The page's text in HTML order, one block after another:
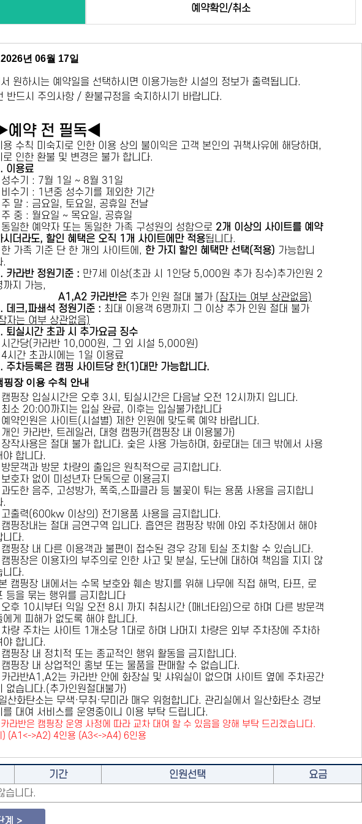
예약확인/취소
년 06월 17일
원하시는 예약일을 선택하시면 이용가능한 시설의 정보가 출력됩니다.
반드시 주의사항 / 환불규정을 숙지하시기 바랍니다.
예약 전 필독◀
용 수칙 미숙지로 인한 이용 상의 불이익은 고객 본인의 귀책사유에 해당하며,
로 인한 환불 및 변경은 불가 합니다.
이용료
수기 : 7월 1일 ~ 8월 31일
수기 : 1년중 성수기를 제외한 기간
말 : 금요일, 토요일, 공휴일 전날
중 : 월요일 ~ 목요일, 공휴일
일한 예약자 또는 동일한 가족 구성원의 성함으로 2개 이상의 사이트를 예약
시더라도, 할인 혜택은 오직 1개 사이트에만 적용됩니다.
가족 기준 단 한 개의 사이트에, 한 가지 할인 혜택만 선택(적용) 가능합니
.
카라반 정원기준 : 만7세 이상(초과 시 1인당 5,000원 추가 징수)추가인원 2
까지 가능,
A1,A2 카라반은 추가 인원 절대 불가 (잠자는 여부 상관없음)
데크,파쇄석 정원기준 : ​최대 이용객 6명까지 그 이상 추가 인원 절대 불가
자는 여부 상관없음)
. 퇴실시간 초과 시 추가요금 징수
간당(카라반 10,000원, 그 외 시설 5,000원)
시간 초과시에는 1일 이용료
. 주차등록은 캠핑 사이트당 한(1)대만 가능합니다.
핑장 이용 수칙 안내
핑장 입실시간은 오후 3시, 퇴실시간은 다음날 오전 12시까지 입니다.
소 20:00까지는 입실 완료, 이후는 입실불가합니다
약인원은 사이트(시설별) 제한 인원에 맞도록 예약 바랍니다.
인 카라반, 트레일러, 대형 캠핑카(캠핑장 내 이용불가)
작사용은 절대 불가 합니다. 숯은 사용 가능하며, 화로대는 데크 밖에서 사용
야 합니다.
문객과 방문 차량의 출입은 원칙적으로 금지합니다.
호자 없이 미성년자 단독으로 이용금지
도한 음주, 고성방가, 폭죽,스파클라 등 불꽃이 튀는 용품 사용을 금지합니
.
출력(600kw 이상의) 전기용품 사용을 금지합니다.
핑장내는 절대 금연구역 입니다. 흡연은 캠핑장 밖에 야외 주차장에서 해야
니다.
핑장 내 다른 이용객과 불편이 접수된 경우 강제 퇴실 조치할 수 있습니다.
핑장은 이용자의 부주의로 인한 사고 및 분실, 도난에 대하여 책임을 지지 않
니다.
캠핑장 내에서는 수목 보호와 훼손 방지를 위해 나무에 직접 해먹, 타프, 로
등을 묶는 행위를 금지 합니다
후 10시부터 익일 오전 8시 까지 취침시간 (매너타임)으로 하며 다른 방문객
에게 피해가 없도록 해야 합니다.
량 주차는 사이트 1개소당 1대로 하며 나머지 차량은 외부 주차장에 주차하
야 합니다.
핑장 내 정치적 또는 종교적인 행위 활동을 금지합니다.
핑장 내 상업적인 홍보 또는 물품을 판매할 수 없습니다.
라반A1,A2는 카라반 안에 화장실 및 샤워실이 없으며 사이트 옆에 주차공간
없습니다.(추가인원절대불가)
산화탄소는 무색·무취·무미라 매우 위험합니다. 관리실에서 일산화탄소 경보
를 대여 서비스를 운영중이니 이용 부탁 드립니다.
카라반은 캠핑장 운영 사정에 따라 교차 대여 할 수 있음을 양해 부탁 드리겠습니다.
) (A1<->A2) 4인용 (A3<->A4) 6인용
기간 인원선택
요금
습니다.
계 >